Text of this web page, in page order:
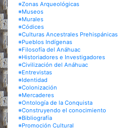
※Zonas Arqueológicas
※Museos
※Murales
※Códices
※Culturas Ancestrales Prehispánicas
※Pueblos Indígenas
※Filosofía del Anáhuac
※Historiadores e Investigadores
※Civilización del Anáhuac
※Entrevistas
※Identidad
※Colonización
※Mercaderes
※Ontología de la Conquista
※Construyendo el conocimiento
※Bibliografía
※Promoción Cultural